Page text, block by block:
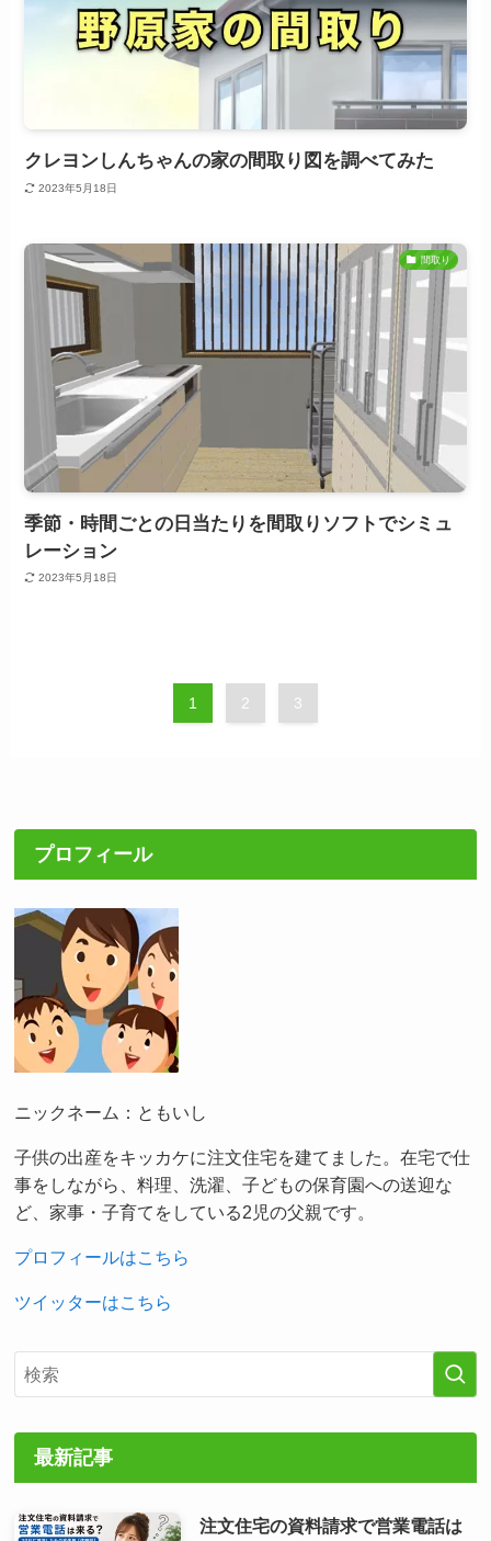
クレヨンしんちゃんの家の間取り図を調べてみた
2023年5月18日
間取り
季節・時間ごとの日当たりを間取りソフトでシミュ
レーション
2023年5月18日
1 2 3
プロフィール
ニックネーム：ともいし
子供の出産をキッカケに注文住宅を建てました。在宅で仕
事をしながら、料理、洗濯、子どもの保育園への送迎な
ど、家事・子育てをしている2児の父親です。
プロフィールはこちら
ツイッターはこちら
最新記事
注文住宅の資料請求で営業電話は